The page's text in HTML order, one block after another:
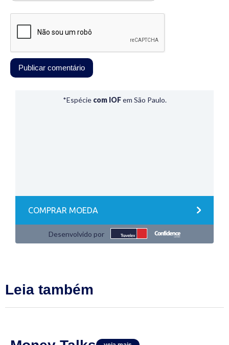
Leia também